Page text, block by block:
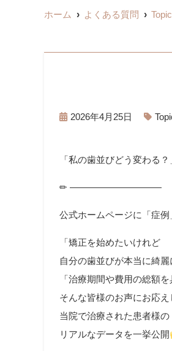
ホーム よくある質問 Topic
2026年4月25日
「私の歯並びどう変わる
✏︎ ——————————
公式ホームページに「症例
「矯正を始めたいけれど
自分の歯並びが本当に綺麗
「治療期間や費用の総額
そんな皆様のお声にお応え
当院で治療された患者様の
リアルなデータを一挙公開